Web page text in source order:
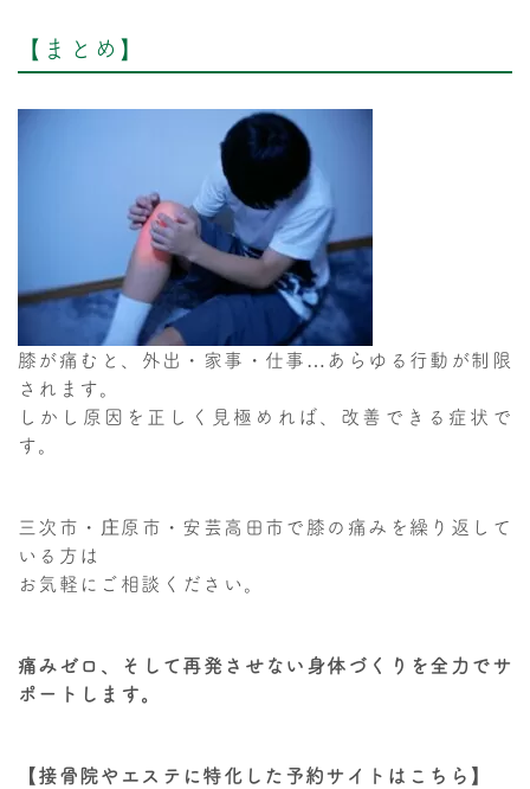
【まとめ】
膝が痛むと、外出・家事・仕事…あらゆる行動が制限
されます。
しかし原因を正しく見極めれば、改善できる症状で
す。
三次市・庄原市・安芸高田市で膝の痛みを繰り返して
いる方は
お気軽にご相談ください。
痛みゼロ、そして再発させない身体づくりを全力でサ
ポートします。
【接骨院やエステに特化した予約サイトはこちら】